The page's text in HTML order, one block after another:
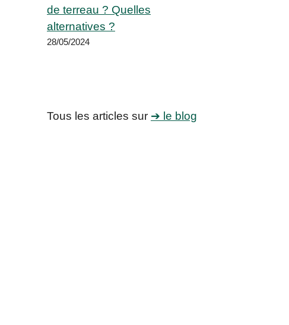
de terreau ? Quelles
alternatives ?
28/05/2024
Tous les articles sur ➔ le blog